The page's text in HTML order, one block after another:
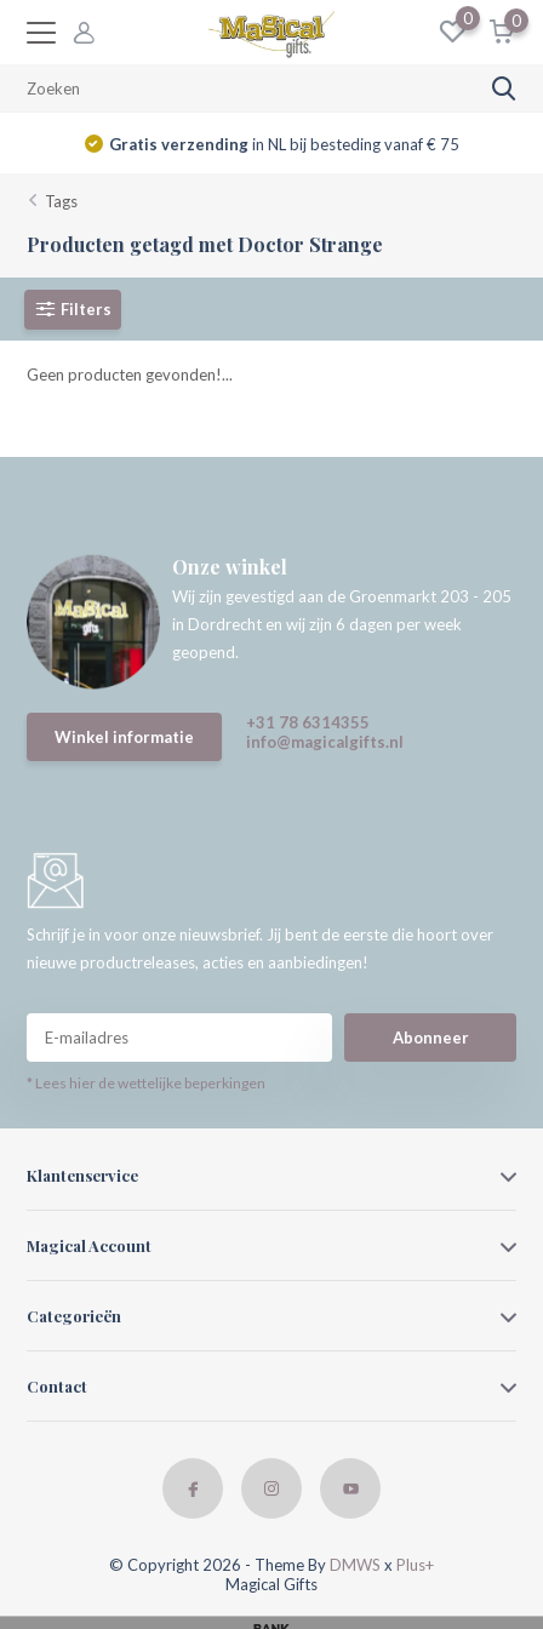
0 0
Gratis verzendingin NL bij besteding vanaf € 75
Tags
Producten getagd met Doctor Strange
Filters
Geen producten gevonden!...
Onze winkel
Wij zijn gevestigd aan de Groenmarkt 203 - 205
in Dordrecht en wij zijn 6 dagen per week
geopend.
Winkel informatie
+31 78 6314355
info@magicalgifts.nl
Schrijf je in voor onze nieuwsbrief. Jij bent de eerste die hoort over
nieuwe productreleases, acties en aanbiedingen!
Abonneer
* Lees hier de wettelijke beperkingen
Klantenservice
Magical Account
Categorieën
Contact
© Copyright 2026 - Theme By DMWS x Plus+
Magical Gifts